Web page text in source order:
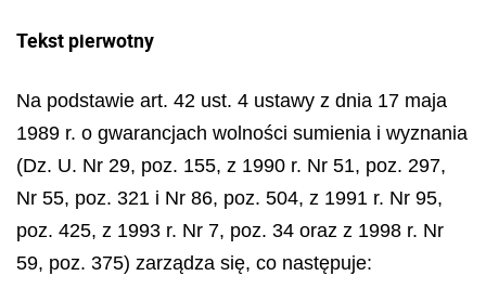
Tekst pierwotny
Na podstawie art. 42 ust. 4 ustawy z dnia 17 maja
1989 r. o gwarancjach wolności sumienia i wyznania
(Dz. U. Nr 29, poz. 155, z 1990 r. Nr 51, poz. 297,
Nr 55, poz. 321 i Nr 86, poz. 504, z 1991 r. Nr 95,
poz. 425, z 1993 r. Nr 7, poz. 34 oraz z 1998 r. Nr
59, poz. 375) zarządza się, co następuje: